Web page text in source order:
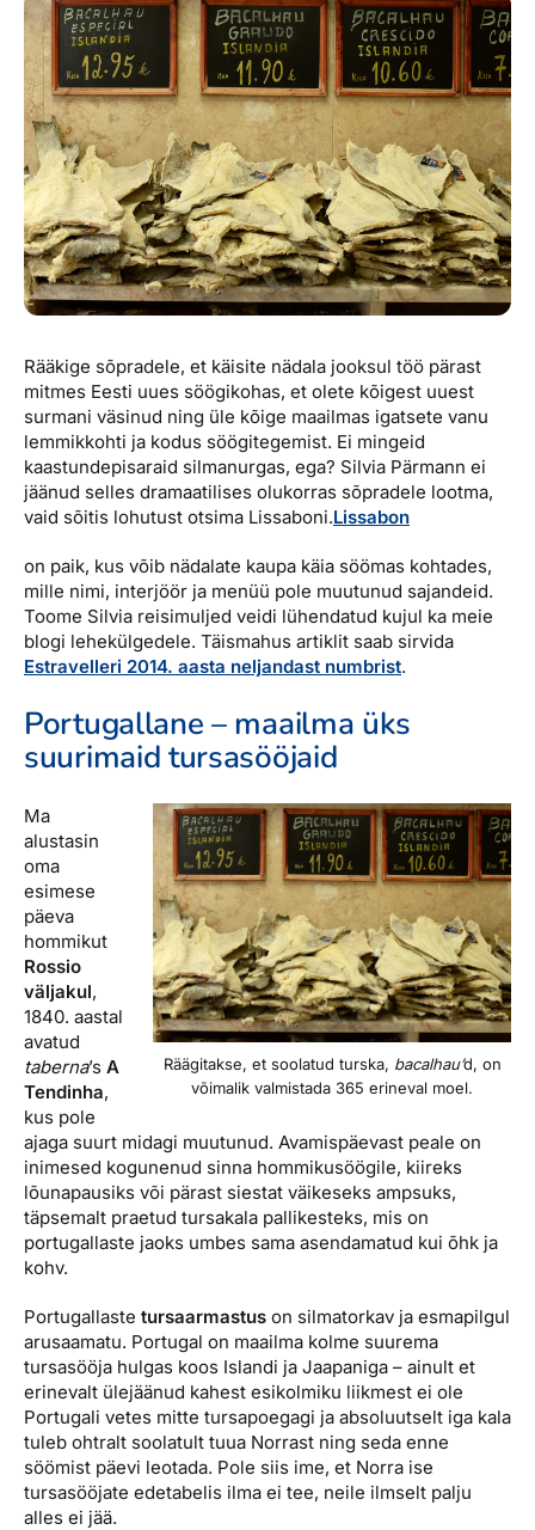
Reisitarvete e-pood
Airalo eSIM
Reisija meelespea
Kuldkaart
Platinum Club
Püsisoodustused
Boonuspunktid
Meist
Ettevõttest, kontaktid, reisikonsultandi teenus, tule
tööle, uudised...
Ettevõttest
Kontaktid
Reisikonsultandi teenus
Tule tööle
Uudised
Rääkige sõpradele, et käisite nädala jooksul töö pärast
mitmes Eesti uues söögikohas, et olete kõigest uuest
surmani väsinud ning üle kõige maailmas igatsete vanu
lemmikkohti ja kodus söögitegemist. Ei mingeid
kaastundepisaraid silmanurgas, ega? Silvia Pärmann ei
jäänud selles dramaatilises olukorras sõpradele lootma,
vaid sõitis lohutust otsima Lissaboni.Lissabon
on paik, kus võib nädalate kaupa käia söömas kohtades,
mille nimi, interjöör ja menüü pole muutunud sajandeid.
Toome Silvia reisimuljed veidi lühendatud kujul ka meie
blogi lehekülgedele. Täismahus artiklit saab sirvida
Estravelleri 2014. aasta neljandast numbrist.
Portugallane – maailma üks
suurimaid tursasööjaid
Räägitakse, et soolatud turska, bacalhau’d, on
võimalik valmistada 365 erineval moel.
Ma
alustasin
oma
esimese
päeva
hommikut
Rossio
väljakul,
1840. aastal
avatud
taberna’s A
Tendinha,
kus pole
ajaga suurt midagi muutunud. Avamispäevast peale on
inimesed kogunenud sinna hommikusöögile, kiireks
lõunapausiks või pärast siestat väikeseks ampsuks,
täpsemalt praetud tursakala pallikesteks, mis on
portugallaste jaoks umbes sama asendamatud kui õhk ja
kohv.
Portugallaste tursaarmastus on silmatorkav ja esmapilgul
arusaamatu. Portugal on maailma kolme suurema
tursasööja hulgas koos Islandi ja Jaapaniga – ainult et
erinevalt ülejäänud kahest esikolmiku liikmest ei ole
Portugali vetes mitte tursapoegagi ja absoluutselt iga kala
tuleb ohtralt soolatult tuua Norrast ning seda enne
söömist päevi leotada. Pole siis ime, et Norra ise
tursasööjate edetabelis ilma ei tee, neile ilmselt palju
alles ei jää.